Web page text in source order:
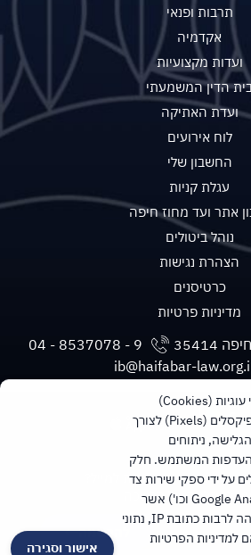
תרבות ופנאי
אקדמיה
ועדות מקצועיות
בית הדין המשמעתי
ועדת האתיקה
לוח אירועים
החשבון שלי
עגלת קניות
אתר ועד מחוז חיפה
נוהל ביטולים
הצהרת נגישות
כרטיסנים
מדיניות פרטיות
ib@haifabar-
חודשיים ישירות למייל?
לניוזלטר של הלשכה
להרשמה
אישור וסגירה
אתר זה עושה שימוש בקבצי עוגיות (Cookies)
ובטכנולוגיות דומות, לרבות פיקסלים (Pixels) לצורך
ניתוחים
המשתמש. חלק
על ידי ספקי שירות צד
שלישי (Google Analytics, Meta Pixel וכו') אשר
עשויים לעבד מידע שאינו מזהה לרבות כתובת IP, נתוני
למדיניות הפרטיות